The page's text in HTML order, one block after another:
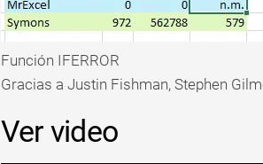
Función IFERROR
Gracias a Justin Fishman, Stephen
Ver video